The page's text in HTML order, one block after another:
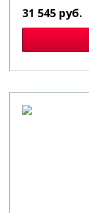
31 545 руб.